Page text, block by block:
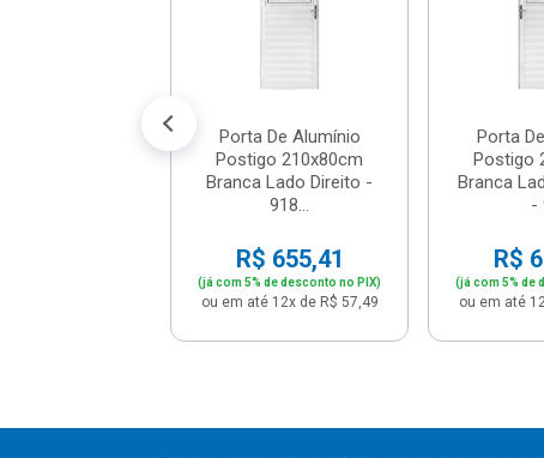
Porta De Alumínio
Postigo 210x80cm
Branca Lado Direito -
918...
R$ 655,41
(já com 5% de desconto no PIX)
ou em até 12x de R$ 57,49
Porta
Postigo
Branca
-
R$
(já com 5% de
ou em até